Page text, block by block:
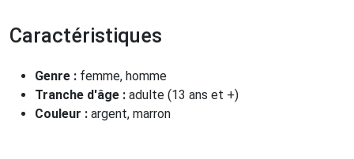
Caractéristiques
Genre : femme, homme
Tranche d'âge : adulte (13 ans et +)
Couleur : argent, marron